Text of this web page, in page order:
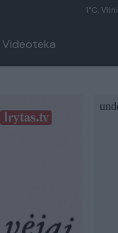
1°C,
Videoteka